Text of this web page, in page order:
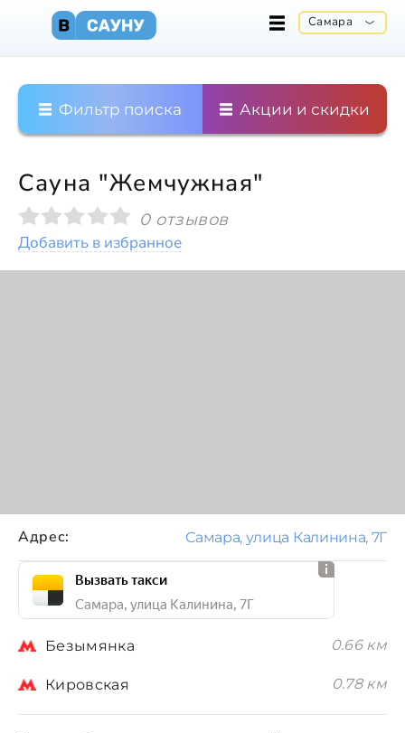
Самара
Фильтр поиска Акции и скидки
Сауна "Жемчужная"
0 отзывов
Добавить в избранное
Адрес: Самара, улица Калинина, 7Г
Вызвать такси
Самара, улица Калинина, 7Г
Безымянка 0.66 км
Кировская 0.78 км